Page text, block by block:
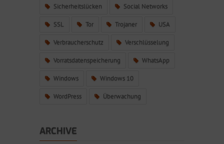
Sicherheitslücken Social Networks
SSL Tor Trojaner USA
Verbraucherschutz Verschlüsselung
Vorratsdatenspeicherung WhatsApp
Windows Windows 10
WordPress Überwachung
ARCHIVE